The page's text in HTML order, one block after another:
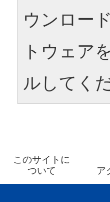
ウンロー
トウェア
ルしてく
このサイトに
ついて
ア